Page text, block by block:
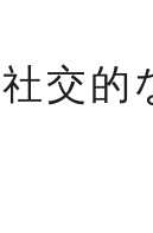
交的